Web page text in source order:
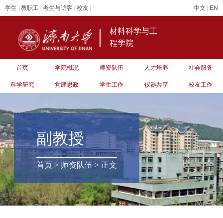
学生 教职工 考生与访客 校友 中文 EN
材料科学与工
程学院
首页 学院概况 师资队伍 人才培养 社会服务
科学研究 党建思政 学生工作 仪器共享 校友工作
副教授
首页 > 师资队伍 > 正文